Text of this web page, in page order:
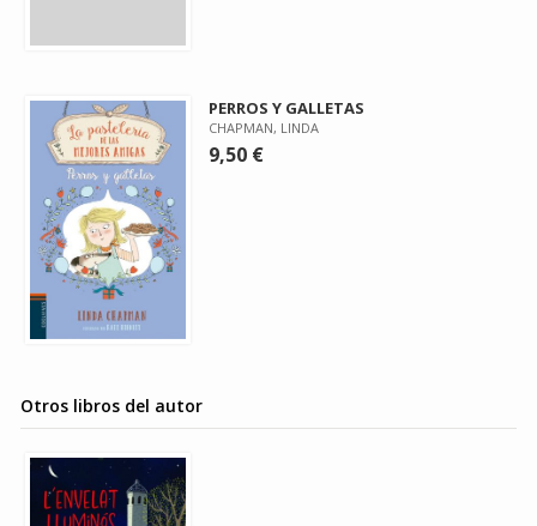
PERROS Y GALLETAS
CHAPMAN, LINDA
9,50 €
Otros libros del autor